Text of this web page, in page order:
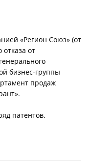
«Регион Союз» (от
от
бизнес-группы
продаж
патентов.